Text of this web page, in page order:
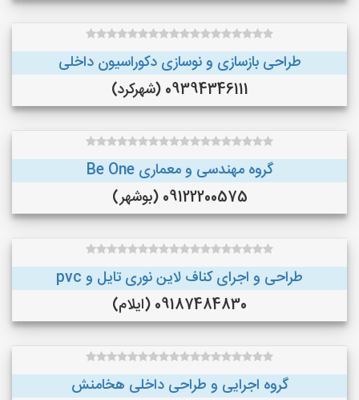
طراحی بازسازی و نوسازی دکوراسیون داخلی
09394346111 (شهرکرد)
گروه مهندسی و معماری Be One
09122200575 (بوشهر)
طراحی و اجرای کناف لاین نوری تایل و pvc
09187484830 (ایلام)
گروه اجرایی و طراحی داخلی هخامنش